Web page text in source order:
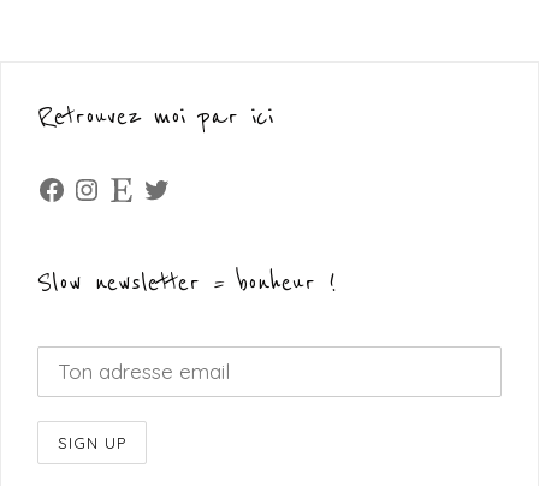
Retrouvez moi par ici
Facebook
Instagram
Etsy Twitter
Slow newsletter = bonheur !